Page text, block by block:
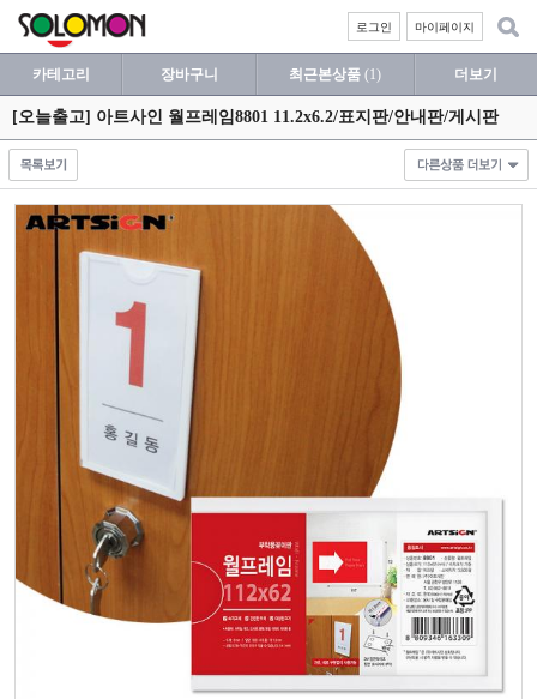
마이페이지
로그인
카테고리 장바구니 최근본상품 (1) 더보기
[오늘출고] 아트사인 월프레임8801 11.2x6.2/표지판/안내판/게시판